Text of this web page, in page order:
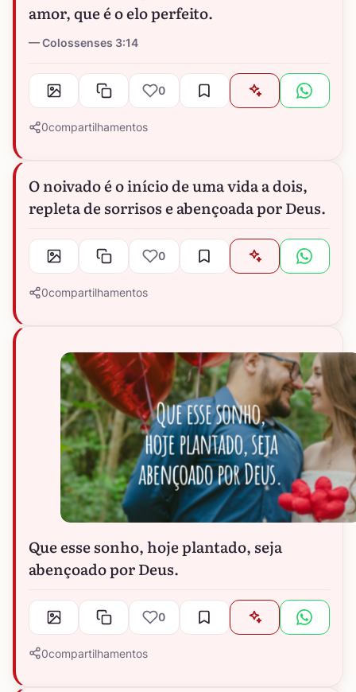
amor, que é o elo perfeito.
Colossenses 3:14
0
0compartilhamentos
O noivado é o início de uma vida a dois,
repleta de sorrisos e abençoada por Deus.
0
0compartilhamentos
Que esse sonho, hoje plantado, seja
abençoado por Deus.
0
0compartilhamentos